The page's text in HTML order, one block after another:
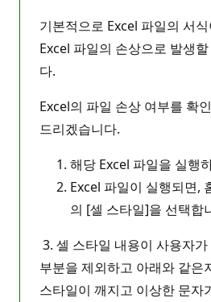
기본적으로 Excel 파일의 서
Excel 파일의 손상으로 발생
다.
Excel의 파일 손상 여부를 확
드리겠습니다.
해당 Excel 파일을 실행
Excel 파일이 실행되면,
의 [셀 스타일]을 선택합
3. 셀 스타일 내용이 사용자
부분을 제외하고 아래와 같은
스타일이 깨지고 이상한 문자